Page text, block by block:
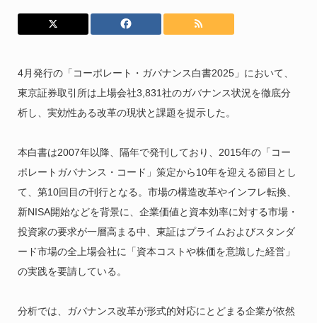
4月発行の「コーポレート・ガバナンス白書2025」において、
東京証券取引所は上場会社3,831社のガバナンス状況を徹底分
析し、実効性ある改革の現状と課題を提示した。
本白書は2007年以降、隔年で発刊しており、2015年の「コー
ポレートガバナンス・コード」策定から10年を迎える節目とし
て、第10回目の刊行となる。市場の構造改革やインフレ転換、
新NISA開始などを背景に、企業価値と資本効率に対する市場・
投資家の要求が一層高まる中、東証はプライムおよびスタンダ
ード市場の全上場会社に「資本コストや株価を意識した経営」
の実践を要請している。
分析では、ガバナンス改革が形式的対応にとどまる企業が依然